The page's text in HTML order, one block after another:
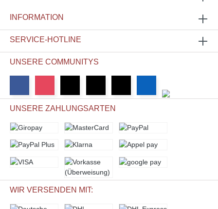
INFORMATION
SERVICE-HOTLINE
UNSERE COMMUNITYS
UNSERE ZAHLUNGSARTEN
WIR VERSENDEN MIT: